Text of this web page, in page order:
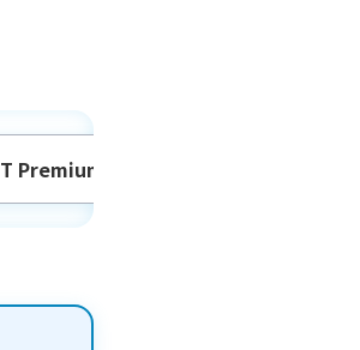
T Premium DELIMARU Package